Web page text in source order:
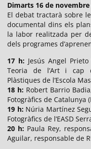
Dimarts 16 de novembre
El debat tractarà sobre
documental dins els
la labor realitzada per
dels programes
17 h:Jesús Angel Prieto
Teoria de l’Art i cap
Plàstiques de l’Escola
18 h: Robert Barrio
Fotogràfics de Catalunya
19 h:Núria Martínez
Fotogràfics de l’EASD
20 h:Paula Rey,
Aguilar, responsable de